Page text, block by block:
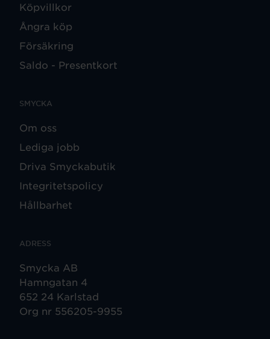
Köpvillkor
Ångra köp
Försäkring
Saldo - Presentkort
SMYCKA
Om oss
Lediga jobb
Driva Smyckabutik
Integritetspolicy
Hållbarhet
ADRESS
Smycka AB
Hamngatan 4
652 24 Karlstad
Org nr 556205-9955